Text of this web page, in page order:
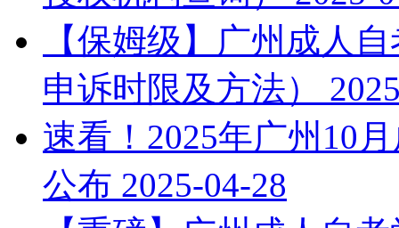
【保姆级】广州成人
申诉时限及方法）
速看！2025年广州10
公布 2025-04-28